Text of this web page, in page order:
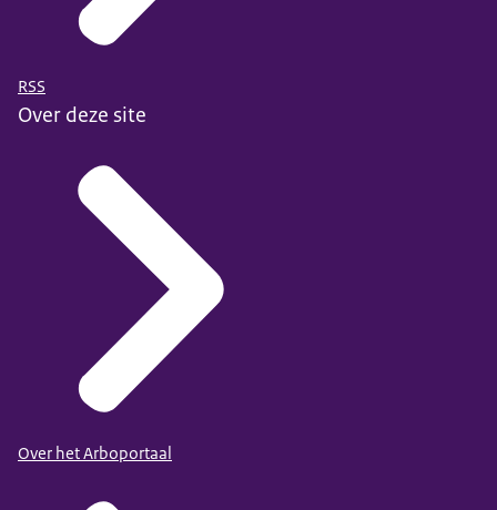
RSS
Over deze site
Over het Arboportaal